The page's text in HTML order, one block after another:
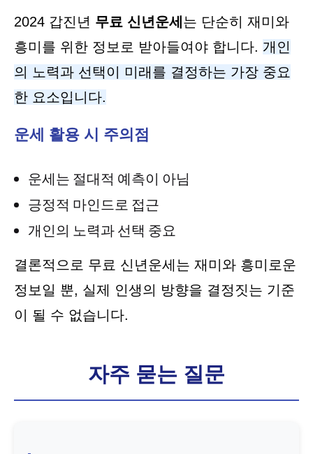
2024 갑진년 무료 신년운세 는 단순히 재미와
흥미를 위한 정보로 받아들여야 합니다. 개인
의 노력과 선택이 미래를 결정하는 가장 중요
한 요소입니다.
운세 활용 시 주의점
운세는 절대적 예측이 아님
긍정적 마인드로 접근
개인의 노력과 선택 중요
결론적으로 무료 신년운세는 재미와 흥미로운
정보일 뿐, 실제 인생의 방향을 결정짓는 기준
이 될 수 없습니다.
자주 묻는 질문